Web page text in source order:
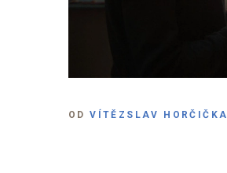
ODVÍTĚZSLAV HORČIČKA